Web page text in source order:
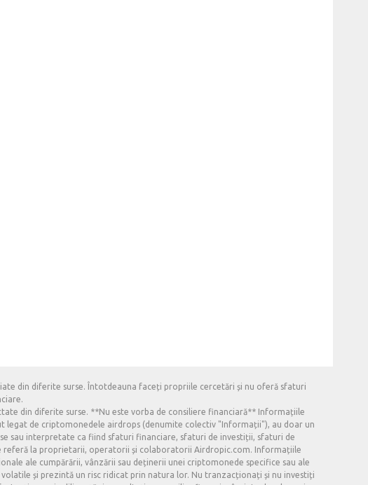
din diferite surse. Întotdeauna faceți propriile cercetări și nu oferă sfaturi
din diferite surse. **Nu este vorba de consiliere financiară** Informațiile
legat de criptomonedele airdrops (denumite colectiv "Informații"), au doar un
sau interpretate ca fiind sfaturi financiare, sfaturi de investiții, sfaturi de
la proprietarii, operatorii și colaboratorii Airdropic.com. Informațiile
ale cumpărării, vânzării sau deținerii unei criptomonede specifice sau ale
și prezintă un risc ridicat prin natura lor. Nu tranzacționați și nu investiți